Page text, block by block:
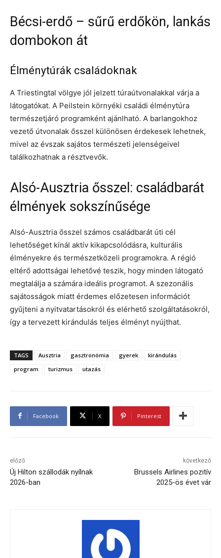
Bécsi-erdő – sűrű erdőkön, lankás
dombokon át
Élménytúrák családoknak
A Triestingtal völgye jól jelzett túraútvonalakkal várja a
látogatókat. A Peilstein környéki családi élménytúra
természetjáró programként ajánlható. A barlangokhoz
vezető útvonalak ősszel különösen érdekesek lehetnek,
mivel az évszak sajátos természeti jelenségeivel
találkozhatnak a résztvevők.
Alsó-Ausztria ősszel: családbarát
élmények sokszínűsége
Alsó-Ausztria ősszel számos családbarát úti cél
lehetőséget kínál aktív kikapcsolódásra, kulturális
élményekre és természetközeli programokra. A régió
eltérő adottságai lehetővé teszik, hogy minden látogató
megtalálja a számára ideális programot. A szezonális
sajátosságok miatt érdemes előzetesen információt
gyűjteni a nyitvatartásokról és elérhető szolgáltatásokról,
így a tervezett kirándulás teljes élményt nyújthat.
TAGS Ausztria gasztronómia gyerek
kirándulás
program
turizmus utazás
Facebook X Pinterest
előző
Új Hilton szállodák nyílnak
2026-ban
következő
Brussels Airlines pozitív
2025-ös évet vár